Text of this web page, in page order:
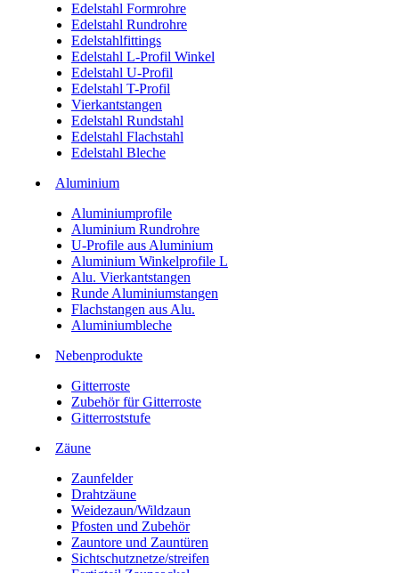
Edelstahl Formrohre
Edelstahl Rundrohre
Edelstahlfittings
Edelstahl L-Profil Winkel
Edelstahl U-Profil
Edelstahl T-Profil
Vierkantstangen
Edelstahl Rundstahl
Edelstahl Flachstahl
Edelstahl Bleche
Aluminium
Aluminiumprofile
Aluminium Rundrohre
U-Profile aus Aluminium
Aluminium Winkelprofile L
Alu. Vierkantstangen
Runde Aluminiumstangen
Flachstangen aus Alu.
Aluminiumbleche
Nebenprodukte
Gitterroste
Zubehör für Gitterroste
Gitterroststufe
Zäune
Zaunfelder
Drahtzäune
Weidezaun/Wildzaun
Pfosten und Zubehör
Zauntore und Zauntüren
Sichtschutznetze/streifen